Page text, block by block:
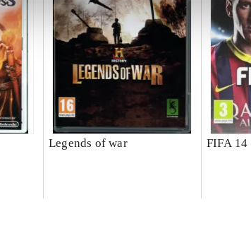
Legends of war FIFA 14